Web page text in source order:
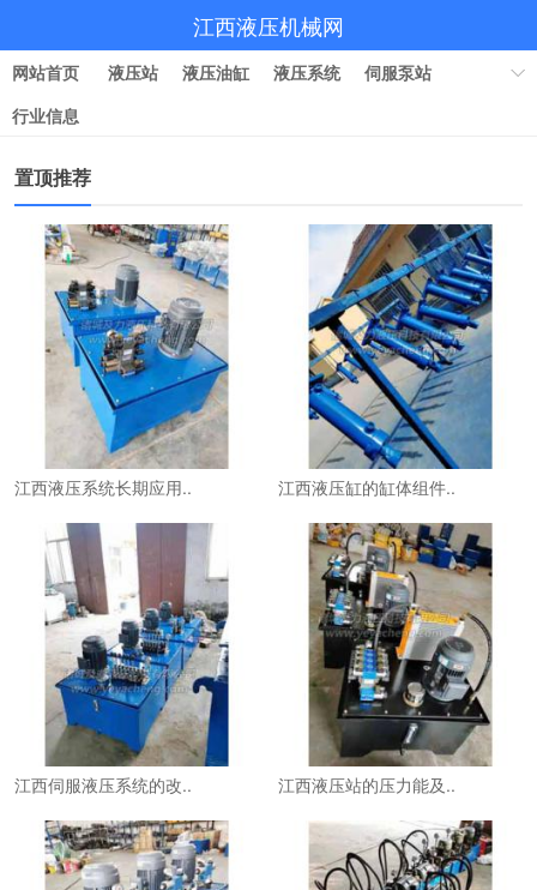
江西液压机械网
网站首页 液压站 液压油缸 液压系统
伺服泵站
行业信息
置顶推荐
江西液压系统长期应用.. 江西液压缸的缸体组件..
江西伺服液压系统的改.. 江西液压站的压力能及..